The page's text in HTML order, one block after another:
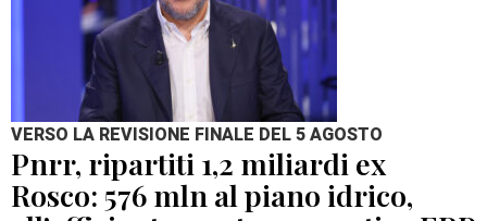
VERSO LA REVISIONE FINALE DEL 5 AGOSTO
Pnrr, ripartiti 1,2 miliardi ex
Rosco: 576 mln al piano idrico,